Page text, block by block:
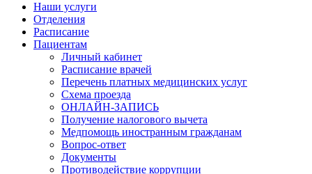
Наши услуги
Отделения
Расписание
Пациентам
Личный кабинет
Расписание врачей
Перечень платных медицинских услуг
Схема проезда
ОНЛАЙН-ЗАПИСЬ
Получение налогового вычета
Медпомощь иностранным гражданам
Вопрос-ответ
Документы
Противодействие коррупции